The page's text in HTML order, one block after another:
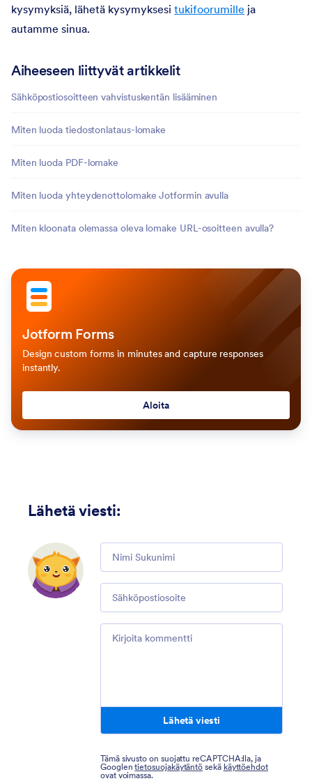
kysymyksiä, lähetä kysymyksesi tukifoorumille ja
autamme sinua.
Aiheeseen liittyvät artikkelit
Sähköpostiosoitteen vahvistuskentän lisääminen
Miten luoda tiedostonlataus-lomake
Miten luoda PDF-lomake
Miten luoda yhteydenottolomake Jotformin avulla
Miten kloonata olemassa oleva lomake URL-osoitteen avulla?
Jotform Forms
Design custom forms in minutes and capture responses
instantly.
Aloita
Lähetä viesti:
Comment
Email
Comment
Lähetä viesti
Tämä sivusto on suojattu reCAPTCHA:lla, ja
Googlentietosuojakäytäntö sekä käyttöehdot
ovat voimassa.